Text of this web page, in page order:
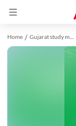
Home Gujarat study material